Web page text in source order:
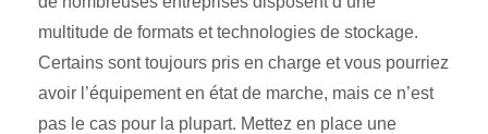
multitude de formats et technologies de stockage.
Certains sont toujours pris en charge et vous pourriez
avoir l’équipement en état de marche, mais ce n’est
pas le cas pour la plupart. Mettez en place une